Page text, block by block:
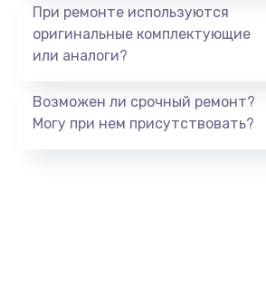
800 руб.
Тюнинг динамиков
При ремонте используются
оригинальные комплектующие
или аналоги?
Возможен ли срочный ремонт?
Могу при нем присутствовать?